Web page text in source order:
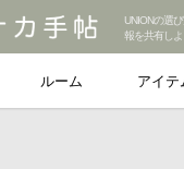
UNIONの選
報を共有しよ
ルーム アイテ